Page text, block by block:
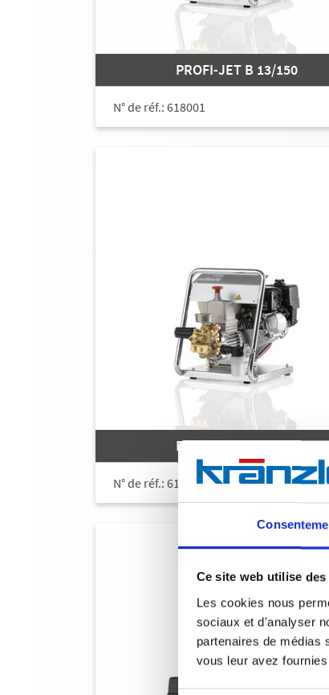
Ce site web utilise
Les cookies nous
sociaux et d'analyser
partenaires de médias
vous leur avez
PROFI-JET B 13/150
N° de réf.: 618001
PROFI-JET B 10/200
N° de réf.: 618021